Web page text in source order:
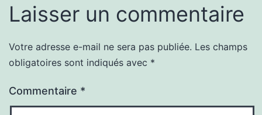
Laisser un commentaire
Votre adresse e-mail ne sera pas publiée. Les champs
obligatoires sont indiqués avec *
Commentaire *